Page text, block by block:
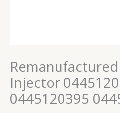
Injector
0445120395